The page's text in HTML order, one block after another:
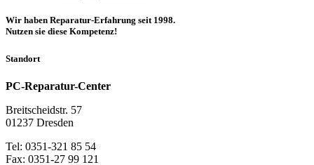
Wir haben Reparatur-Erfahrung seit 1998.
Nutzen sie diese Kompetenz!
Standort
PC-Reparatur-Center
Breitscheidstr. 57
01237 Dresden
Tel: 0351-321 85 54
Fax: 0351-27 99 121